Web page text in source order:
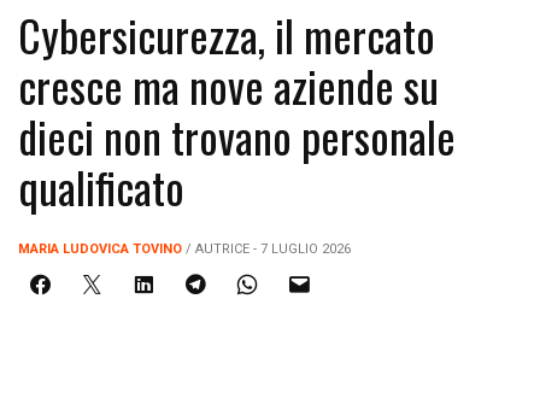
Cybersicurezza, il mercato
cresce ma nove aziende su
dieci non trovano personale
qualificato
MARIA LUDOVICA TOVINO / AUTRICE - 7 LUGLIO 2026